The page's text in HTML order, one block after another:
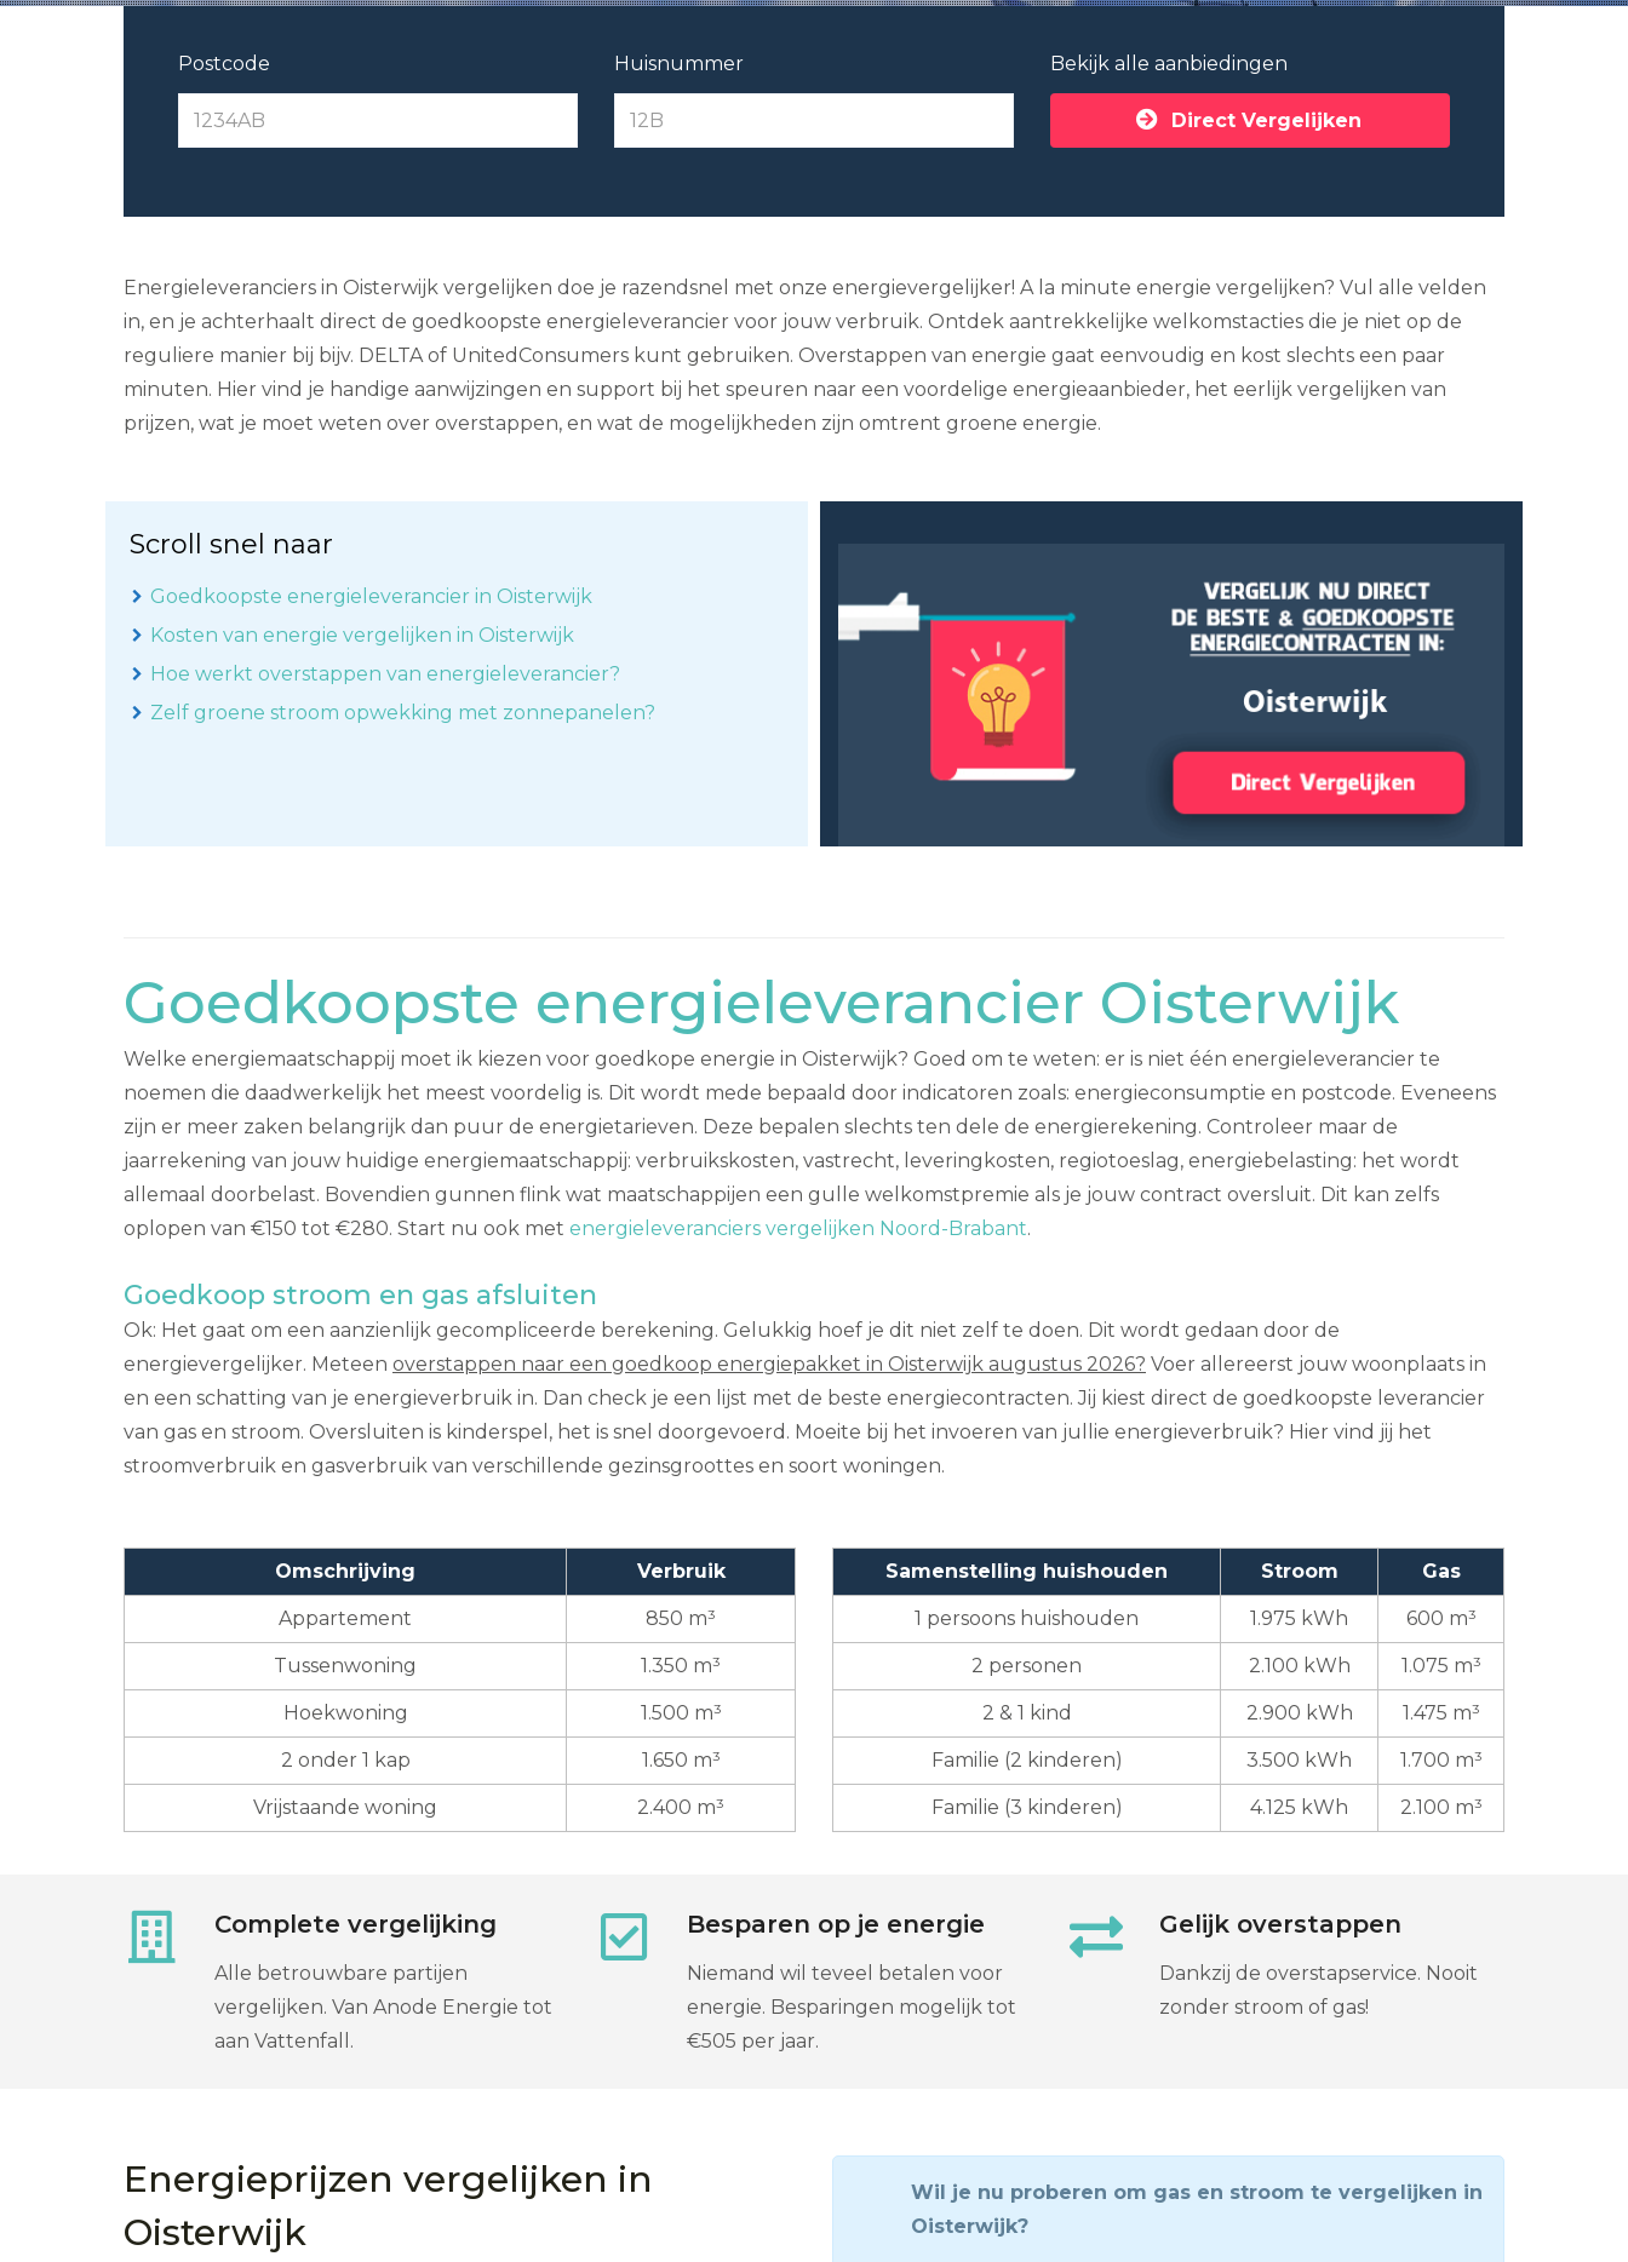
Postcode Huisnummer Bekijk alle aanbiedingen
Direct Vergelijken
Energieleveranciers in Oisterwijk vergelijken doe je razendsnel met onze energievergelijker! A la minute energie vergelijken? Vul alle velden
in, en je achterhaalt direct de goedkoopste energieleverancier voor jouw verbruik. Ontdek aantrekkelijke welkomstacties die je niet op de
reguliere manier bij bijv. DELTA of UnitedConsumers kunt gebruiken. Overstappen van energie gaat eenvoudig en kost slechts een paar
minuten. Hier vind je handige aanwijzingen en support bij het speuren naar een voordelige energieaanbieder, het eerlijk vergelijken van
prijzen, wat je moet weten over overstappen, en wat de mogelijkheden zijn omtrent groene energie.
Scroll snel naar
Goedkoopste energieleverancier in Oisterwijk
Kosten van energie vergelijken in Oisterwijk
Hoe werkt overstappen van energieleverancier?
Zelf groene stroom opwekking met zonnepanelen?
Goedkoopste energieleverancier Oisterwijk
Welke energiemaatschappij moet ik kiezen voor goedkope energie in Oisterwijk? Goed om te weten: er is niet één energieleverancier te
noemen die daadwerkelijk het meest voordelig is. Dit wordt mede bepaald door indicatoren zoals: energieconsumptie en postcode. Eveneens
zijn er meer zaken belangrijk dan puur de energietarieven. Deze bepalen slechts ten dele de energierekening. Controleer maar de
jaarrekening van jouw huidige energiemaatschappij: verbruikskosten, vastrecht, leveringkosten, regiotoeslag, energiebelasting: het wordt
allemaal doorbelast. Bovendien gunnen flink wat maatschappijen een gulle welkomstpremie als je jouw contract oversluit. Dit kan zelfs
oplopen van €150 tot €280. Start nu ook met energieleveranciers vergelijken Noord-Brabant.
Goedkoop stroom en gas afsluiten
Ok: Het gaat om een aanzienlijk gecompliceerde berekening. Gelukkig hoef je dit niet zelf te doen. Dit wordt gedaan door de
energievergelijker. Meteen overstappen naar een goedkoop energiepakket in Oisterwijk augustus 2026? Voer allereerst jouw woonplaats in
en een schatting van je energieverbruik in. Dan check je een lijst met de beste energiecontracten. Jij kiest direct de goedkoopste leverancier
van gas en stroom. Oversluiten is kinderspel, het is snel doorgevoerd. Moeite bij het invoeren van jullie energieverbruik? Hier vind jij het
stroomverbruik en gasverbruik van verschillende gezinsgroottes en soort woningen.
Omschrijving Verbruik
Appartement 850 m³
Tussenwoning 1.350 m³
Hoekwoning 1.500 m³
2 onder 1 kap 1.650 m³
Vrijstaande woning 2.400 m³
Samenstelling huishouden Stroom Gas
1 persoons huishouden 1.975 kWh 600 m³
2 personen 2.100 kWh 1.075 m³
2 & 1 kind 2.900 kWh 1.475 m³
Familie (2 kinderen) 3.500 kWh 1.700 m³
Familie (3 kinderen) 4.125 kWh 2.100 m³
Complete vergelijking
Alle betrouwbare partijen
vergelijken. Van Anode Energie tot
aan Vattenfall.
Besparen op je energie
Niemand wil teveel betalen voor
energie. Besparingen mogelijk tot
€505 per jaar.
Gelijk overstappen
Dankzij de overstapservice. Nooit
zonder stroom of gas!
Energieprijzen vergelijken in
Oisterwijk
Wil je nu proberen om gas en stroom te vergelijken in
Oisterwijk?